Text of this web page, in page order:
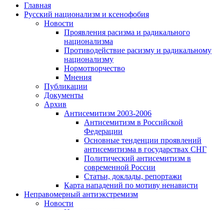
Главная
Русский национализм и ксенофобия
Новости
Проявления расизма и радикального
национализма
Противодействие расизму и радикальному
национализму
Нормотворчество
Мнения
Публикации
Документы
Архив
Антисемитизм 2003-2006
Антисемитизм в Российской
Федерации
Основные тенденции проявлений
антисемитизма в государствах СНГ
Политический антисемитизм в
современной России
Статьи, доклады, репортажи
Карта нападений по мотиву ненависти
Неправомерный антиэкстремизм
Новости